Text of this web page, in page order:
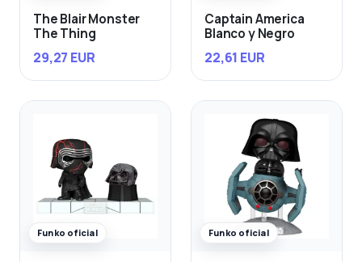
The Blair Monster
The Thing
29,27 EUR
Captain America
Blanco y Negro
22,61 EUR
Funko oficial Funko oficial